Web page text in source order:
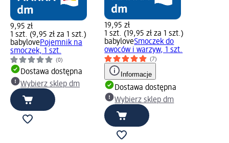
9,95 zł
1 szt. (9,95 zł za 1 szt.)
babylovePojemnik na
smoczek, 1 szt.
(0)
Dostawa dostępna
Wybierz sklep dm
19,95 zł
1 szt. (19,95 zł za 1 szt.)
babyloveSmoczek do
owoców i warzyw, 1 szt.
(7)
Informacje
Dostawa dostępna
Wybierz sklep dm